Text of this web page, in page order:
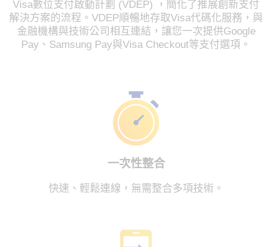
Visa數位支付啟動計劃 (VDEP) ，簡化了推展創新支付
解決方案的流程。VDEP順暢地存取Visa代碼化服務，與
金融機構與技術公司相互連結，讓您一次提供Google
Pay、Samsung Pay與Visa Checkout等支付選項。
一次性整合
快速、輕鬆連線，無需整合多項技術。